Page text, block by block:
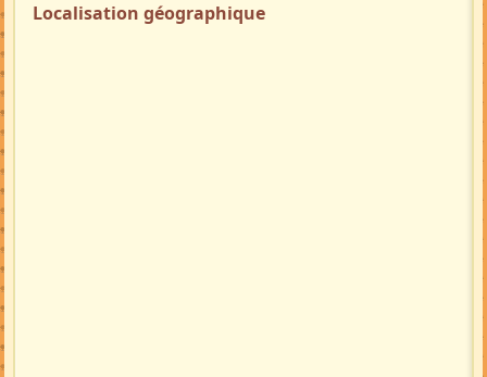
Localisation géographique